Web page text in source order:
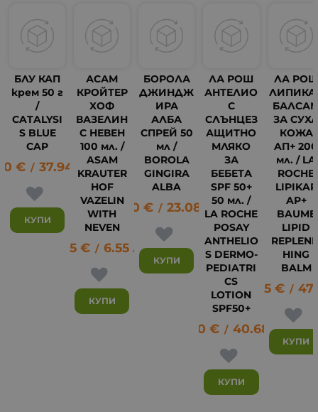
БЛУ КАП
крем 50 г
/
CATALYSI
S BLUE
CAP
€ / 37.94 лв.
КУПИ
АСАМ
КРОЙТЕР
ХОФ
ВАЗЕЛИН
С НЕВЕН
100 мл. /
ASAM
KRAUTER
HOF
VAZELIN
WITH
NEVEN
3.35 € / 6.55 лв.
КУПИ
БОРОЛА
ДЖИНДЖ
ИРА
АЛБА
СПРЕЙ 50
мл /
BOROLA
GINGIRA
ALBA
11.80 € / 23.08 лв.
КУПИ
ЛА РОШ
АНТЕЛИО
С
СЛЪНЦЕЗ
АЩИТНО
МЛЯКО
ЗА
БЕБЕТА
SPF 50+
50 мл. /
LA ROCHE
POSAY
ANTHELIO
S DERMO-
PEDIATRI
CS
LOTION
SPF50+
20.80 € / 40.68 лв.
КУПИ
ЛА РОШ
ЗА
КОЖА
AП+ 200
мл. / LA
ROCHE
LIPIKAR
AP+
BAUME
LIPID
HING
BALM
24.05 € /
КУПИ